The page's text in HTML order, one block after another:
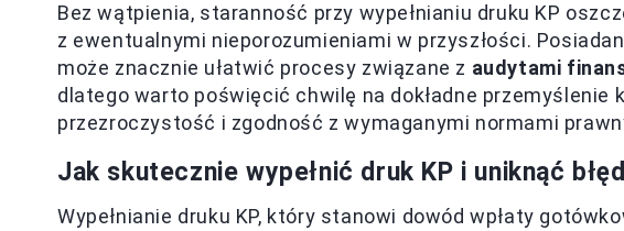
Bez wątpienia, staranność przy wypełnianiu druku KP
z ewentualnymi nieporozumieniami w przyszłości.
może znacznie ułatwić procesy związane z audytami
dlatego warto poświęcić chwilę na dokładne przemyślenie
przezroczystość i zgodność z wymaganymi normami
Jak skutecznie wypełnić druk KP i uniknąć
Wypełnianie druku KP, który stanowi dowód wpłaty